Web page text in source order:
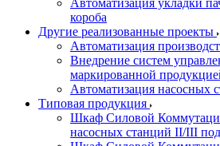
Автоматизация укладки
короба
Другие реализованные проекты
Автоматизация
Внедрение систем
маркированной
Автоматизация насосных
Типовая продукция
Шкаф Силовой
насосных станций II/III